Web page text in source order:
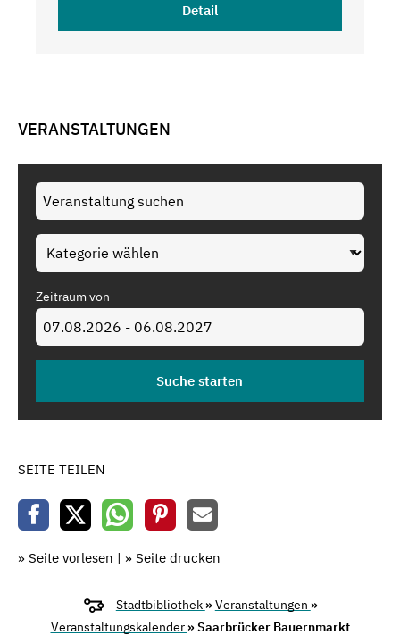
Detail
VERANSTALTUNGEN
Zeitraum von
SEITE TEILEN
» Seite vorlesen | » Seite drucken
Stadtbibliothek »Veranstaltungen »
Veranstaltungskalender » Saarbrücker Bauernmarkt